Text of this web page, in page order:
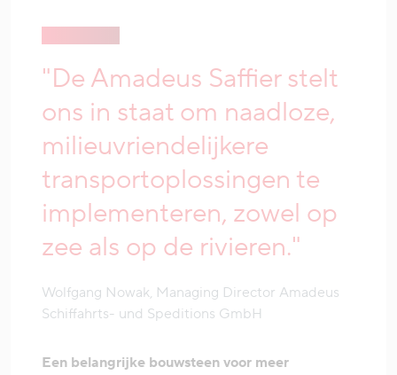
"De Amadeus Saffier stelt
ons in staat om naadloze,
milieuvriendelijkere
transportoplossingen te
implementeren, zowel op
zee als op de rivieren."
Wolfgang Nowak, Managing Director Amadeus
Schiffahrts- und Speditions GmbH
Een belangrijke bouwsteen voor meer